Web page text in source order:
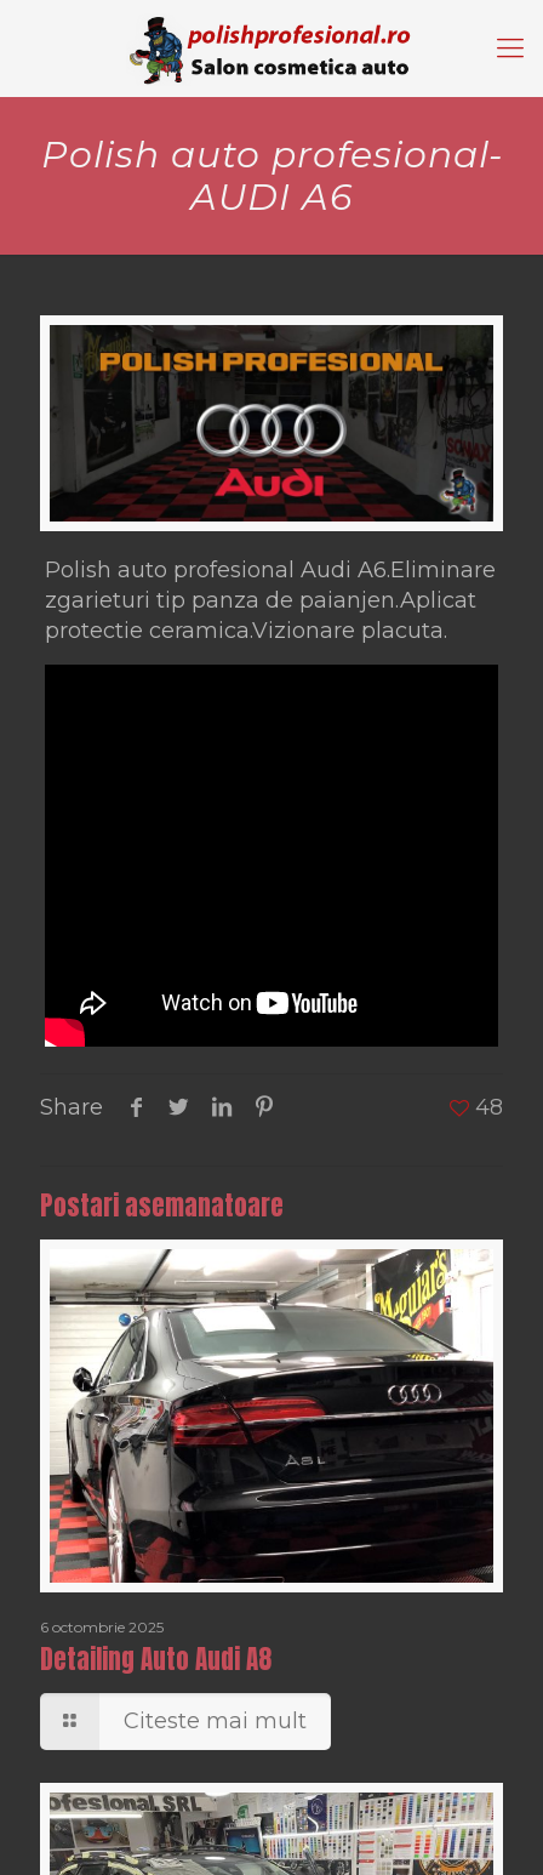
Polish auto profesional-
AUDI A6
Polish auto profesional Audi A6.Eliminare
zgarieturi tip panza de paianjen.Aplicat
protectie ceramica.Vizionare placuta.
Share 48
Postari asemanatoare
6 octombrie 2025
Detailing Auto Audi A8
Citeste mai mult